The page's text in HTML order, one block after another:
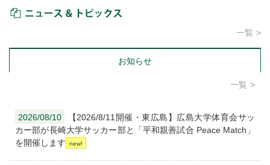
一覧
お知らせ
一覧
2026/08/10
【2026/8/11開催・東広島】広島大学体育会サッ
カー部が長崎大学サッカー部と「平和親善試合 Peace Match」
を開催します